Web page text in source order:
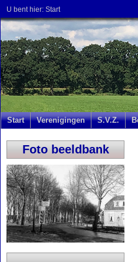
U bent hier: Start
Start Verenigingen S.V.Z.
Foto beeldbank